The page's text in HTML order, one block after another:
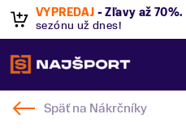
VÝPREDAJ - Zľavy až 70%.
sezónu už dnes!
Späť na Nákrčníky